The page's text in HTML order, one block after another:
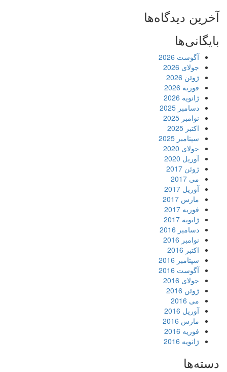
آخرین دیدگاه‌ها
بایگانی‌ها
آگوست 2026
جولای 2026
ژوئن 2026
فوریه 2026
ژانویه 2026
دسامبر 2025
نوامبر 2025
اکتبر 2025
سپتامبر 2025
جولای 2020
آوریل 2020
ژوئن 2017
می 2017
آوریل 2017
مارس 2017
فوریه 2017
ژانویه 2017
دسامبر 2016
نوامبر 2016
اکتبر 2016
سپتامبر 2016
آگوست 2016
جولای 2016
ژوئن 2016
می 2016
آوریل 2016
مارس 2016
فوریه 2016
ژانویه 2016
دسته‌ها